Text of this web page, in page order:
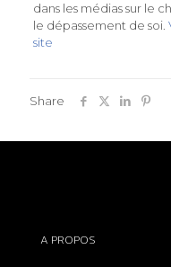
dans les médias sur le
le dépassement de soi.
site
Share
A PROPOS